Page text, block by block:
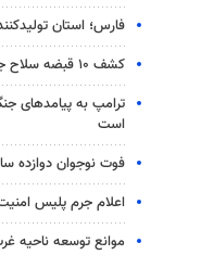
فارس؛ استان
کشف ۱۰ قبضه سلاح جنگی در مرزهای سیستان وبلوچستان
ترامپ به پیامدهای
است
فوت نوجوان دوازده
اعلام جرم پلیس
موانع توسعه ناحیه غرب شهرکرد